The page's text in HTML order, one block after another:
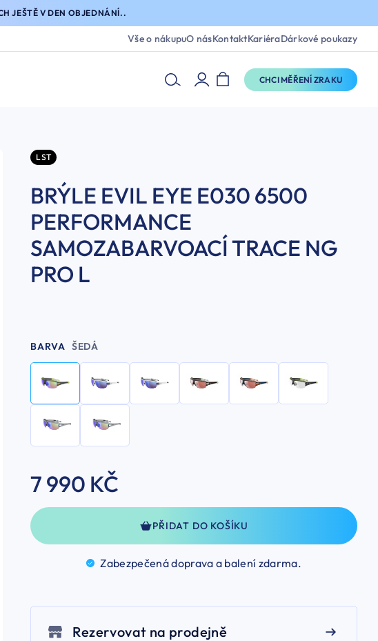
JEŠTĚ V DEN OBJEDNÁNÍ..
Vše o nákupuO násKontaktKariéraDárkové poukazy
CHCI MĚŘENÍ ZRAKU
LST
BRÝLE EVIL EYE E030 6500
PERFORMANCE
SAMOZABARVOACÍ TRACE NG
PRO L
BARVA ŠEDÁ
7 990 KČ
PŘIDAT DO KOŠÍKU
Zabezpečená doprava a balení zdarma.
Rezervovat na prodejně